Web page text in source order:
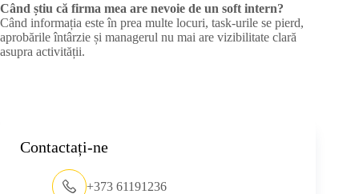
Când știu că firma mea are nevoie de un soft intern?
Când informația este în prea multe locuri, task-urile se pierd,
aprobările întârzie și managerul nu mai are vizibilitate clară
asupra activității.
Contactați-ne
+373 61191236